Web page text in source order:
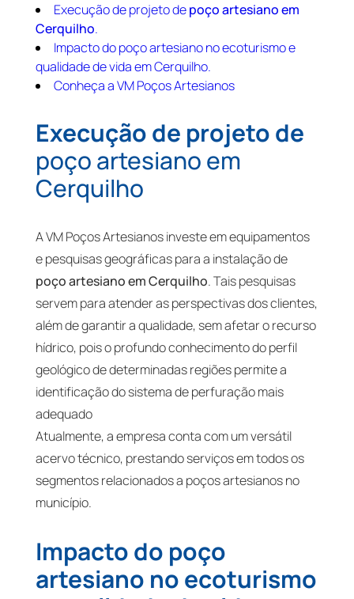
Execução de projeto depoço artesiano em
Cerquilho.
Impacto do poço artesiano no ecoturismo e
qualidade de vida em Cerquilho.
Conheça a VM Poços Artesianos
Execução de projeto de
poço artesiano em
Cerquilho
A VM Poços Artesianos investe em equipamentos
e pesquisas geográficas para a instalação de
poço artesiano em Cerquilho. Tais pesquisas
servem para atender as perspectivas dos clientes,
além de garantir a qualidade, sem afetar o recurso
hídrico, pois o profundo conhecimento do perfil
geológico de determinadas regiões permite a
identificação do sistema de perfuração mais
adequado
Atualmente, a empresa conta com um versátil
acervo técnico, prestando serviços em todos os
segmentos relacionados a poços artesianos no
município.
Impacto do poço
artesiano no ecoturismo